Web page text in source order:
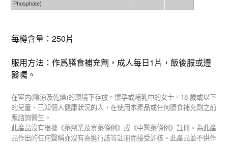
Phosphate)
每樽含量：250片
服用方法：作爲膳食補充劑，成人每日1片，飯後服或遵
醫囑。
在室内(陰涼及乾燥)的環境下存放。懷孕或哺乳中的女士、 18 歲或以下
的兒童、已知個人健康狀況的人，在使用本產品或任何膳食補充劑之前
應諮詢醫生。
此產品沒有根據《藥劑業及毒藥條例》或《中醫藥條例》註冊。為此產
品作出的任何聲稱亦沒有為進行該等註冊而接受評核。此產品並不供作